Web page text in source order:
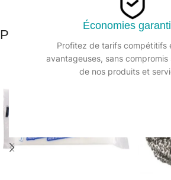
Économies
Profitez de tarifs compétitifs
avantageuses, sans compromis
de nos produits et
Produits similaires